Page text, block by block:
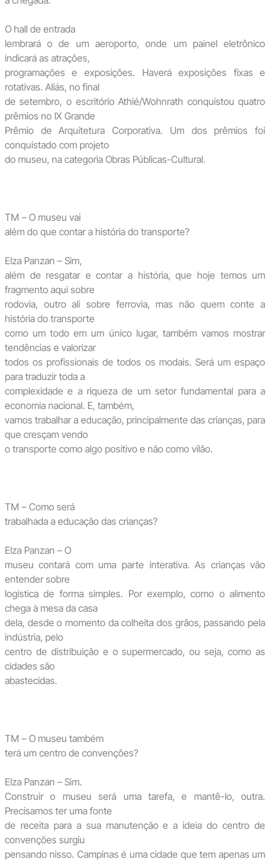
O hall de entrada
lembrará o de um aeroporto, onde um painel eletrônico
indicará as atrações,
programações e exposições. Haverá exposições fixas e
rotativas. Aliás, no final
de setembro, o escritório Athié/Wohnrath conquistou quatro
prêmios no IX Grande
Prêmio de Arquitetura Corporativa. Um dos prêmios foi
conquistado com projeto
do museu, na categoria Obras Públicas-Cultural.
TM – O museu vai
além do que contar a história do transporte?
Elza Panzan – Sim,
além de resgatar e contar a história, que hoje temos um
fragmento aqui sobre
rodovia, outro ali sobre ferrovia, mas não quem conte a
história do transporte
como um todo em um único lugar, também vamos mostrar
tendências e valorizar
todos os profissionais de todos os modais. Será um espaço
para traduzir toda a
complexidade e a riqueza de um setor fundamental para a
economia nacional. E, também,
vamos trabalhar a educação, principalmente das crianças, para
que cresçam vendo
o transporte como algo positivo e não como vilão.
TM – Como será
trabalhada a educação das crianças?
Elza Panzan – O
museu contará com uma parte interativa. As crianças vão
entender sobre
logística de forma simples. Por exemplo, como o alimento
chega à mesa da casa
dela, desde o momento da colheita dos grãos, passando pela
indústria, pelo
centro de distribuição e o supermercado, ou seja, como as
cidades são
abastecidas.
TM – O museu também
terá um centro de convenções?
Elza Panzan – Sim.
Construir o museu será uma tarefa, e mantê-lo, outra.
Precisamos ter uma fonte
de receita para a sua manutenção e a ideia do centro de
convenções surgiu
pensando nisso. Campinas é uma cidade que tem apenas um